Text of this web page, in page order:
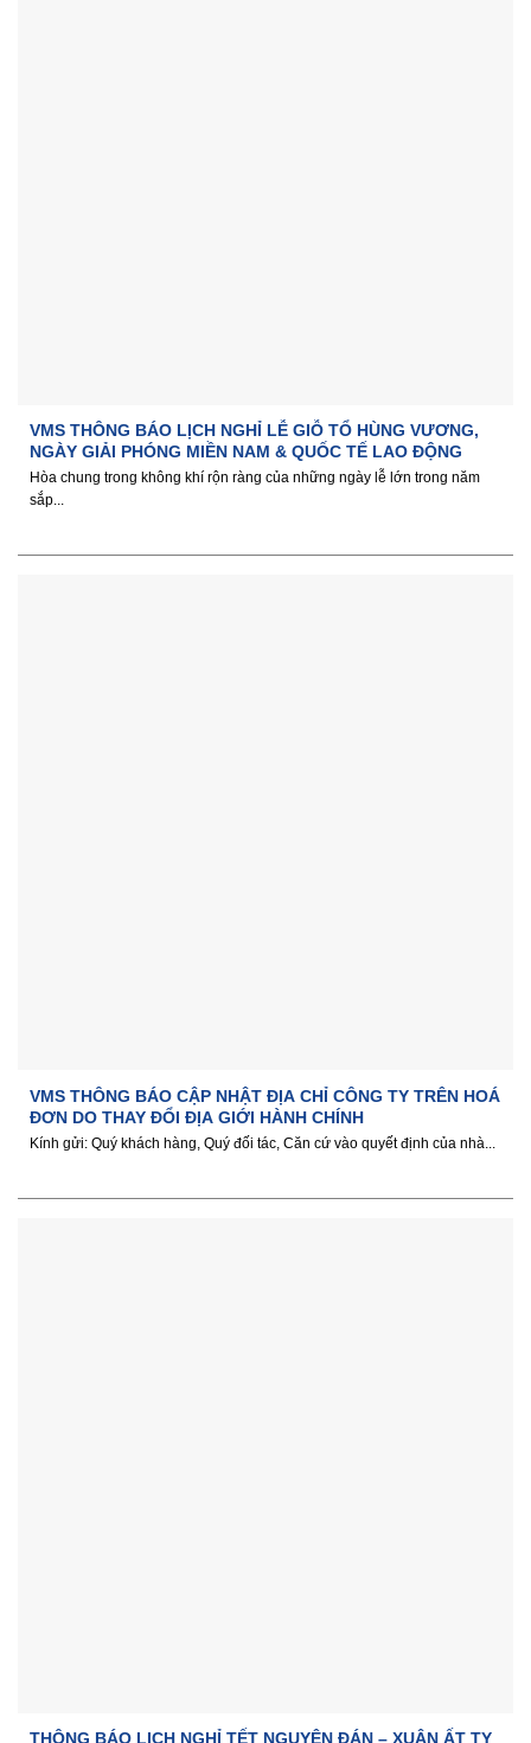
VMS THÔNG BÁO LỊCH NGHỈ LỄ GIỖ TỔ HÙNG VƯƠNG,
NGÀY GIẢI PHÓNG MIỀN NAM & QUỐC TẾ LAO ĐỘNG
Hòa chung trong không khí rộn ràng của những ngày lễ lớn trong năm
sắp...
VMS THÔNG BÁO CẬP NHẬT ĐỊA CHỈ CÔNG TY TRÊN HOÁ
ĐƠN DO THAY ĐỔI ĐỊA GIỚI HÀNH CHÍNH
Kính gửi: Quý khách hàng, Quý đối tác, Căn cứ vào quyết định của nhà...
THÔNG BÁO LỊCH NGHỈ TẾT NGUYÊN ĐÁN – XUÂN ẤT TỴ